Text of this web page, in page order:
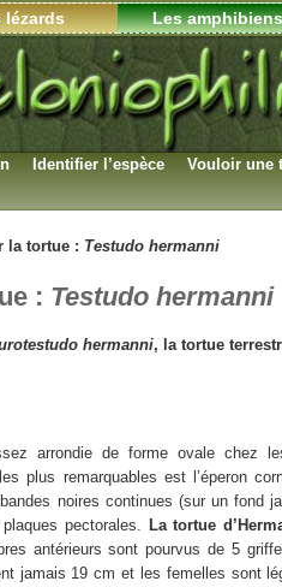
lézards Les amphibiens
Identifier l’espèce Vouloir une
la tortue : Testudo hermanni
: Testudo hermanni
hermanni, la tortue
arrondie de forme ovale chez
plus remarquables est l’éperon
noires continues (sur un fond
pectorales.
La tortue
antérieurs sont pourvus de 5
jamais 19 cm et les femelles sont